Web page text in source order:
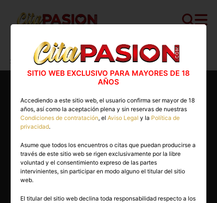
Cita PASION.COM>Escorts>Tenerife>
San Cristóbal de La Laguna>Mariana
SITIO WEB EXCLUSIVO PARA MAYORES DE 18
AÑOS
Accediendo a este sitio web, el usuario confirma ser mayor de 18
años, así como la aceptación plena y sin reservas de nuestras
Condiciones de contratación, elAviso Legal y la Política de
privacidad.
Asume que todos los encuentros o citas que puedan producirse a
través de este sitio web se rigen exclusivamente por la libre
voluntad y el consentimiento expreso de las partes
intervinientes, sin participar en modo alguno el titular del sitio
web.
El titular del sitio web declina toda responsabilidad respecto a los